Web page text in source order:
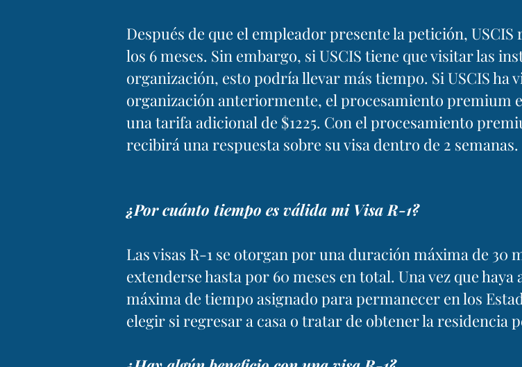
Después de que el empleador presente la petición,
los 6 meses. Sin embargo, si USCIS tiene que visitar las
organización, esto podría llevar más tiempo. Si USCIS ha
organización anteriormente, el procesamiento premium
una tarifa adicional de $1225. Con el procesamiento
recibirá una respuesta sobre su visa dentro de 2 semanas.
¿Por cuánto tiempo es válida mi Visa R-1?
Las visas R-1 se otorgan por una duración máxima de 30
extenderse hasta por 60 meses en total. Una vez que
máxima de tiempo asignado para permanecer en los
elegir si regresar a casa o tratar de obtener la residencia